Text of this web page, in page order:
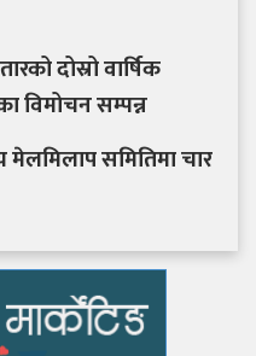
दोस्रो वार्षिक
विमोचन सम्पन्न
समितिमा चार